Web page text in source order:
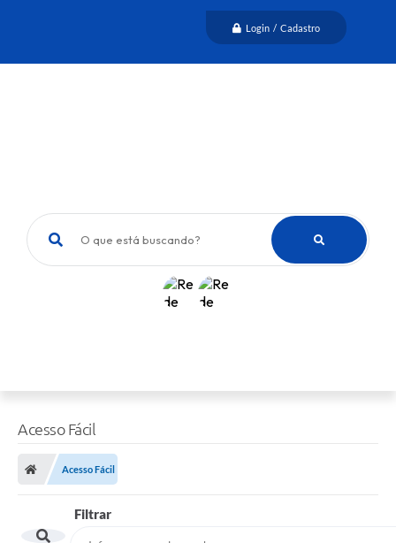
Login / Cadastro
O que está buscando?
Acesso Fácil
Acesso Fácil
Filtrar